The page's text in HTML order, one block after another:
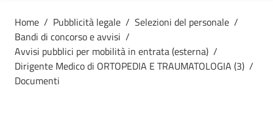
Azienda
Home / Pubblicità legale / Selezioni del personale /
Bandi di concorso e avvisi /
Avvisi pubblici per mobilità in entrata (esterna) /
Dirigente Medico di ORTOPEDIA E TRAUMATOLOGIA (3) /
Documenti